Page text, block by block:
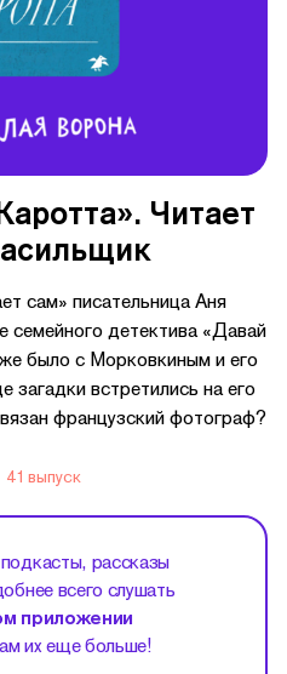
Читает
сам» писательница Аня
детектива «Давай
было с Морковкиным и его
встретились на его
французский фотограф?
41 выпуск
рассказы
всего слушать
приложении
их еще больше!